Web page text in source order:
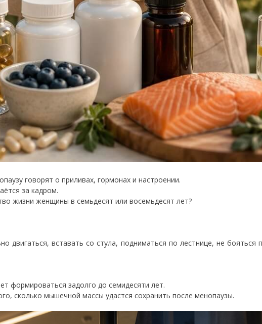
говорят о приливах, гормонах и настроении.
за кадром.
жизни женщины в семьдесят или восемьдесят лет?
двигаться, вставать со стула, подниматься по лестнице, не бояться
формироваться задолго до семидесяти лет.
сколько мышечной массы удастся сохранить после менопаузы.